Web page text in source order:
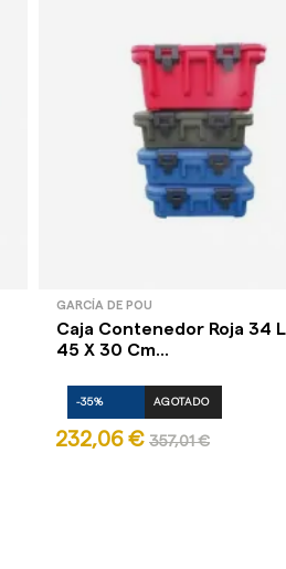
GARCÍA DE POU
Caja Contenedor Roja 34
45 X 30 Cm...
-35% AGOTADO
232,06 € 357,01 €